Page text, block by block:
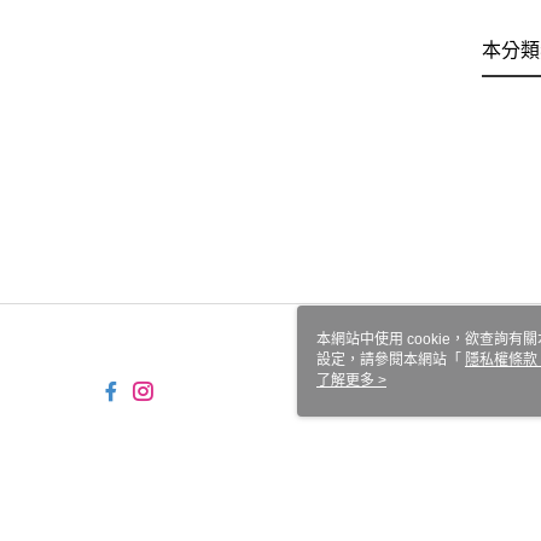
本分
本網站中使用 cookie，欲查詢有
設定，請參閱本網站「 隱私權條款
使用 cookie。
了解更多 >